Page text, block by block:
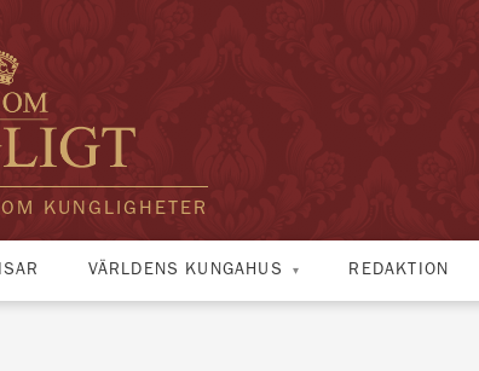
KUNGLIGHETER
VÄRLDENS KUNGAHUS REDAKTION